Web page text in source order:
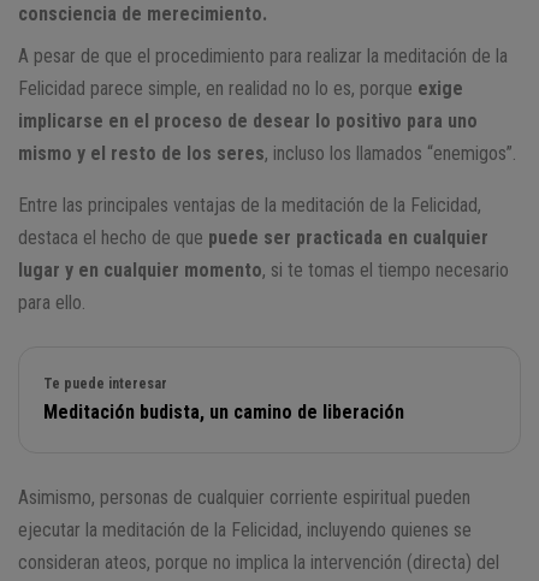
consciencia de merecimiento.
A pesar de que el procedimiento para realizar la meditación de la
Felicidad parece simple, en realidad no lo es, porque exige
implicarse en el proceso de desear lo positivo para uno
mismo y el resto de los seres, incluso los llamados “enemigos”.
Entre las principales ventajas de la meditación de la Felicidad,
destaca el hecho de que puede ser practicada en cualquier
lugar y en cualquier momento, si te tomas el tiempo necesario
para ello.
Te puede interesar
Meditación budista, un camino de liberación
Asimismo, personas de cualquier corriente espiritual pueden
ejecutar la meditación de la Felicidad, incluyendo quienes se
consideran ateos, porque no implica la intervención (directa) del